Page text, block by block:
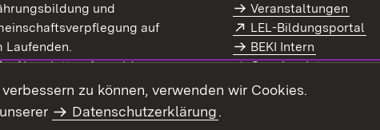
Fenster)
und
auf
Laufenden.
Newsletter-Anmeldung(Öffnet in neuem Fenster)
Archiv
Veranstaltungen
Extern:
LEL-Bildungsportal
BEKI Intern
Coaches Intern
Intranet
zu können, verwenden wir Cookies.
Datenschutzerklärung.